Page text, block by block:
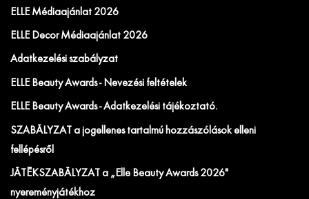
ELLE Médiaajánlat 2026
ELLE Decor Médiaajánlat 2026
Adatkezelési szabályzat
ELLE Beauty Awards - Nevezési feltételek
ELLE Beauty Awards - Adatkezelési tájékoztató.
SZABÁLYZAT a jogellenes tartalmú hozzászólások elleni
fellépésről
JÁTÉKSZABÁLYZAT a „Elle Beauty Awards 2026"
nyereményjátékhoz